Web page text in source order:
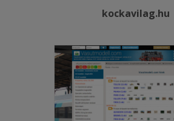
kockavilag.hu